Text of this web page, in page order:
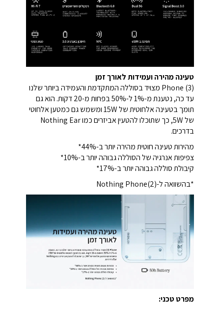
טעינה מהירה ועמידות לאורך זמן
Phone (3) מצויד בסוללה המתקדמת והעמידה ביותר שלנו
עד כה, נטענת מ-1% ל-50% בפחות מ-20 דקות. הוא גם
תומך בטעינה אלחוטית של 15W ומשמש גם כמטען אלחוטי
של 5W, כך שתוכלו להטעין אביזרים כמו Nothing Ear
בדרכים.
מהירות טעינה חוטית מהירה יותר ב-44%*
צפיפות אנרגיה של הסוללה גבוהה יותר ב-10%*
קיבולת סוללה גבוהה יותר ב-17%*
*בהשוואה ל-Nothing Phone(2)
מפרט טכני: